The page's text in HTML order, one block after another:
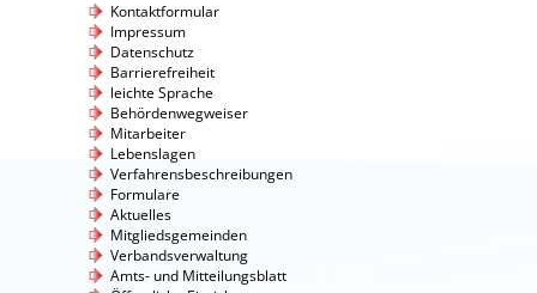
Kontaktformular
Impressum
Datenschutz
Barrierefreiheit
leichte Sprache
Behördenwegweiser
Mitarbeiter
Lebenslagen
Verfahrensbeschreibungen
Formulare
Aktuelles
Mitgliedsgemeinden
Verbandsverwaltung
Amts- und Mitteilungsblatt